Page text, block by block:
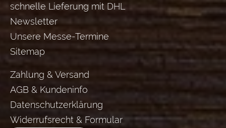
schnelle Lieferung mit DHL
Newsletter
Unsere Messe-Termine
Sitemap
Zahlung & Versand
AGB & Kundeninfo
Datenschutzerklärung
Widerrufsrecht & Formular